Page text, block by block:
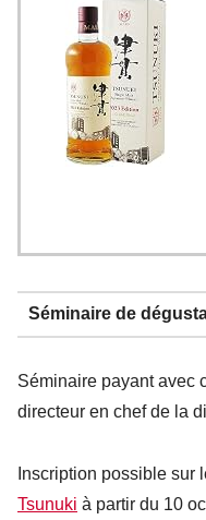
Séminaire de
Séminaire payant avec
directeur en chef de la
Inscription possible sur
Tsunuki à partir du 10